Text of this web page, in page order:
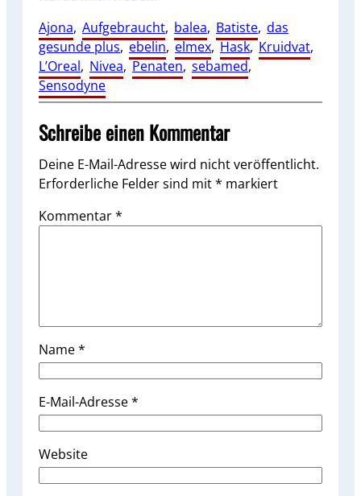
Ajona, Aufgebraucht, balea, Batiste, das
gesunde plus, ebelin, elmex, Hask, Kruidvat,
L’Oreal, Nivea, Penaten, sebamed,
Sensodyne
Schreibe einen Kommentar
Deine E-Mail-Adresse wird nicht veröffentlicht.
Erforderliche Felder sind mit* markiert
Kommentar*
Name*
E-Mail-Adresse*
Website